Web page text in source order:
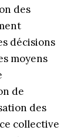
des
décisions
moyens
de
des
collective